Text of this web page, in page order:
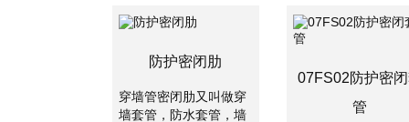
防护密闭肋
穿墙管密闭肋又叫做穿
墙套管，防水套管，墙
07FS02防护密
管